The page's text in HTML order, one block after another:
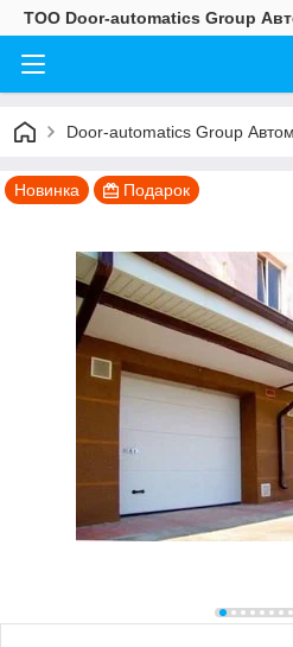
ТОО Door-automatics Group
Door-automatics Group
Новинка Подарок